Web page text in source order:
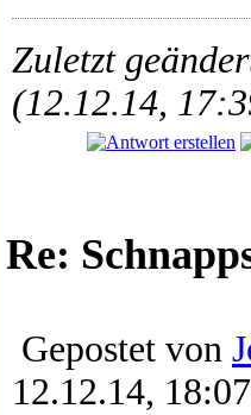
Zuletzt
(12.12.14,
Re:
Gepostet von
12.12.14, 18:07